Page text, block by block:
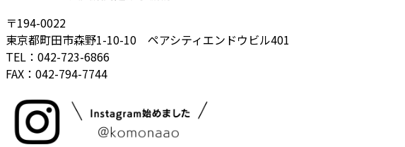
〒194-0022
東京都町田市森野1-10-10 ペアシティエンドウビル401
TEL：042-723-6866
FAX：042-794-7744